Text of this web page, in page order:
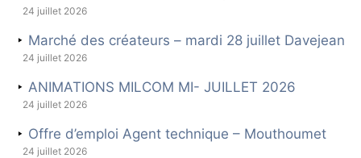
24 juillet 2026
Marché des créateurs – mardi 28 juillet Davejean
24 juillet 2026
ANIMATIONS MILCOM MI- JUILLET 2026
24 juillet 2026
Offre d’emploi Agent technique – Mouthoumet
24 juillet 2026